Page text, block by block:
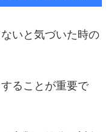
いと気づいた時の
ることが重要で